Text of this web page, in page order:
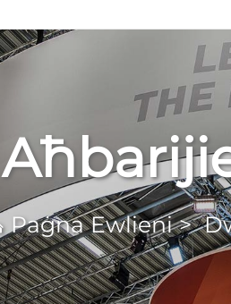
Paġna Ewlieni>